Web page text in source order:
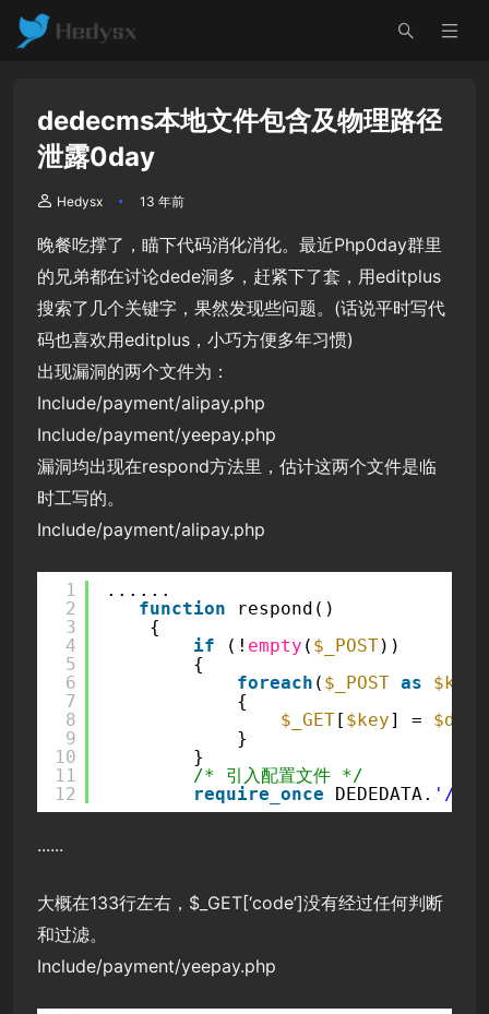
dedecms本地文件包含及物理路径
泄露0day
Hedysx 13 年前
晚餐吃撑了，瞄下代码消化消化。最近Php0day群里
的兄弟都在讨论dede洞多，赶紧下了套，用editplus
搜索了几个关键字，果然发现些问题。(话说平时写代
码也喜欢用editplus，小巧方便多年习惯)
出现漏洞的两个文件为：
Include/payment/alipay.php
Include/payment/yeepay.php
漏洞均出现在respond方法里，估计这两个文件是临
时工写的。
Include/payment/alipay.php
1
2
3
4
5
6
7
8
9
10
11
12
......
function
respond()
{
if
(! empty ( $_POST))
{
foreach ( $_POST as $key
{
$_GET[ $key] = $data
}
}
/* 引入配置文件 */
require_once
DEDEDATA. '/
......
大概在133行左右，$_GET[‘code’]没有经过任何判断
和过滤。
Include/payment/yeepay.php